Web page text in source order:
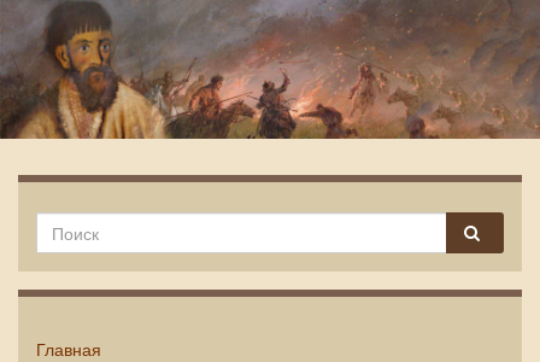
Емельян Пугачев
Главная